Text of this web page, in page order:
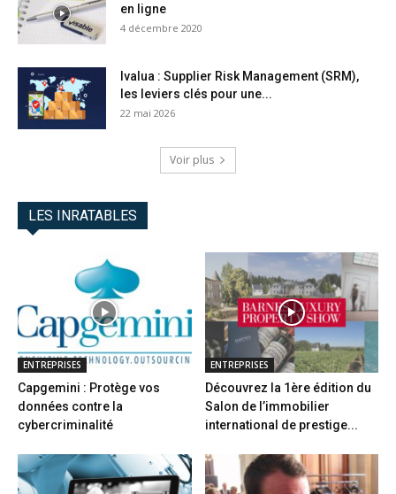
en ligne
4 décembre 2020
Ivalua : Supplier Risk Management (SRM),
les leviers clés pour une...
22 mai 2026
Voir plus
LES INRATABLES
ENTREPRISES
Capgemini : Protège vos
données contre la
cybercriminalité
ENTREPRISES
Découvrez la 1ère édition du
Salon de l’immobilier
international de prestige...